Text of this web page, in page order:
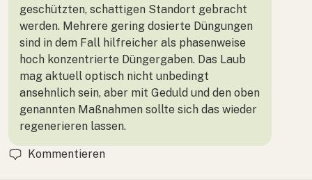
geschützten, schattigen Standort gebracht
werden. Mehrere gering dosierte Düngungen
sind in dem Fall hilfreicher als phasenweise
hoch konzentrierte Düngergaben. Das Laub
mag aktuell optisch nicht unbedingt
ansehnlich sein, aber mit Geduld und den oben
genannten Maßnahmen sollte sich das wieder
regenerieren lassen.
Kommentieren